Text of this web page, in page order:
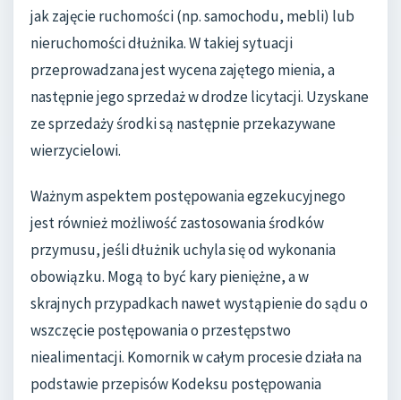
jak zajęcie ruchomości (np. samochodu, mebli) lub
nieruchomości dłużnika. W takiej sytuacji
przeprowadzana jest wycena zajętego mienia, a
następnie jego sprzedaż w drodze licytacji. Uzyskane
ze sprzedaży środki są następnie przekazywane
wierzycielowi.
Ważnym aspektem postępowania egzekucyjnego
jest również możliwość zastosowania środków
przymusu, jeśli dłużnik uchyla się od wykonania
obowiązku. Mogą to być kary pieniężne, a w
skrajnych przypadkach nawet wystąpienie do sądu o
wszczęcie postępowania o przestępstwo
niealimentacji. Komornik w całym procesie działa na
podstawie przepisów Kodeksu postępowania